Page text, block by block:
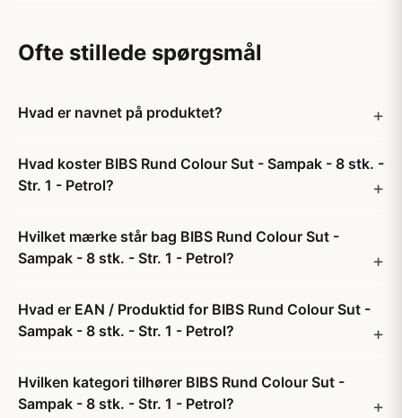
Ofte stillede spørgsmål
Hvad er navnet på produktet?
Hvad koster BIBS Rund Colour Sut - Sampak - 8 stk. -
Str. 1 - Petrol?
Hvilket mærke står bag BIBS Rund Colour Sut -
Sampak - 8 stk. - Str. 1 - Petrol?
Hvad er EAN / Produktid for BIBS Rund Colour Sut -
Sampak - 8 stk. - Str. 1 - Petrol?
Hvilken kategori tilhører BIBS Rund Colour Sut -
Sampak - 8 stk. - Str. 1 - Petrol?